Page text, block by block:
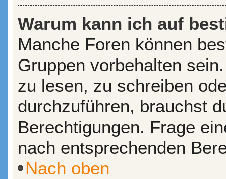
Warum kann ich auf
Manche Foren können
Gruppen vorbehalten
zu lesen, zu schreiben
durchzuführen, brauchst
Berechtigungen. Frage
nach entsprechenden
Nach oben